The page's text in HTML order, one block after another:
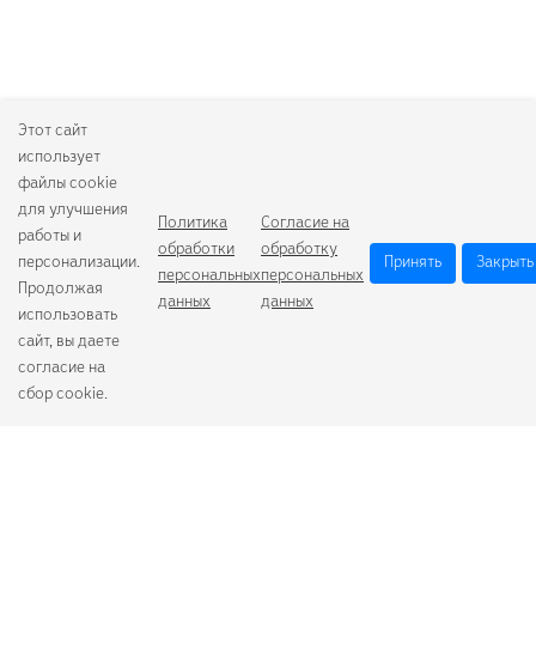
Этот сайт
использует
файлы cookie
для улучшения
работы и
персонализации.
Продолжая
использовать
сайт, вы даете
согласие на
сбор cookie.
Политика
обработки
персональных
данных
Согласие на
обработку
персональных
данных
Принять Закрыть